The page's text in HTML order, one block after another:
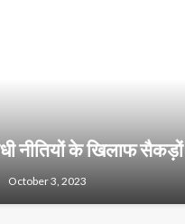
नीतियों के खिलाफ
October 3, 2023